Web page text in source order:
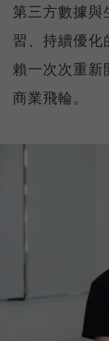
第三方數據
習、持續優
賴一次次重新
商業飛輪。